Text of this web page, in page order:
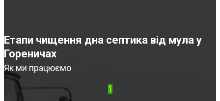
Етапи чищення дна септика від мула у
Гореничах
Як ми працюємо
1